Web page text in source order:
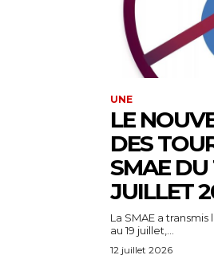
UNE
LE
DES
SMAE DU
JUILLET
La SMAE a
au 19 juillet,...
12 juillet 2026